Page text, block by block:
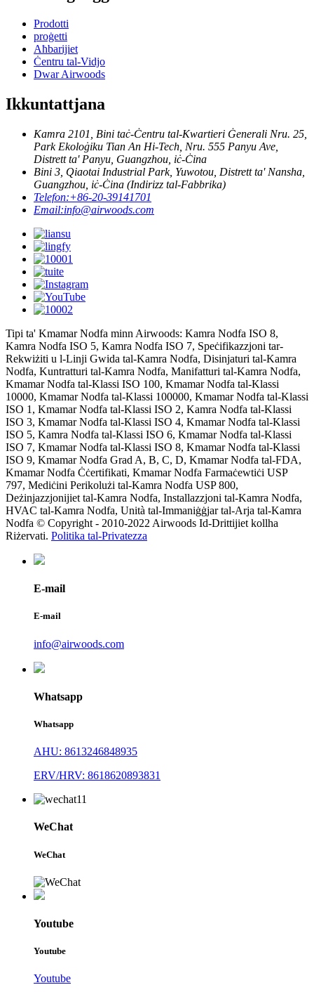
Prodotti
proġetti
Aħbarijiet
Ċentru tal-Vidjo
Dwar Airwoods
Ikkuntattjana
Kamra 2101, Bini taċ-Ċentru tal-Kwartieri Ġenerali Nru. 25,
Park Ekoloġiku Tian An Hi-Tech, Nru. 555 Panyu Ave,
Distrett ta' Panyu, Guangzhou, iċ-Ċina
Bini 3, Qiaotai Industrial Park, Yuwotou, Distrett ta' Nansha,
Guangzhou, iċ-Ċina (Indirizz tal-Fabbrika)
Telefon:+86-20-39141701
Email:info@airwoods.com
Tipi ta' Kmamar Nodfa minn Airwoods: Kamra Nodfa ISO 8,
Kamra Nodfa ISO 5, Kamra Nodfa ISO 7, Speċifikazzjoni tar-
Rekwiżiti u l-Linji Gwida tal-Kamra Nodfa, Disinjaturi tal-Kamra
Nodfa, Kuntratturi tal-Kamra Nodfa, Manifatturi tal-Kamra Nodfa,
Kmamar Nodfa tal-Klassi ISO 100, Kmamar Nodfa tal-Klassi
10000, Kmamar Nodfa tal-Klassi 100000, Kmamar Nodfa tal-Klassi
ISO 1, Kmamar Nodfa tal-Klassi ISO 2, Kamra Nodfa tal-Klassi
ISO 3, Kmamar Nodfa tal-Klassi ISO 4, Kmamar Nodfa tal-Klassi
ISO 5, Kamra Nodfa tal-Klassi ISO 6, Kmamar Nodfa tal-Klassi
ISO 7, Kmamar Nodfa tal-Klassi ISO 8, Kmamar Nodfa tal-Klassi
ISO 9, Kmamar Nodfa Grad A, B, C, D, Kmamar Nodfa tal-FDA,
Kmamar Nodfa Ċċertifikati, Kmamar Nodfa Farmaċewtiċi USP
797, Mediċini Perikolużi tal-Kamra Nodfa USP 800,
Deżinjazzjonijiet tal-Kamra Nodfa, Installazzjoni tal-Kamra Nodfa,
HVAC tal-Kamra Nodfa, Unità tal-Immaniġġjar tal-Arja tal-Kamra
Nodfa © Copyright - 2010-2022 Airwoods Id-Drittijiet kollha
Riżervati. Politika tal-Privatezza
E-mail
E-mail
info@airwoods.com
Whatsapp
Whatsapp
AHU: 8613246848935
ERV/HRV: 8618620893831
WeChat
WeChat
Youtube
Youtube
Youtube